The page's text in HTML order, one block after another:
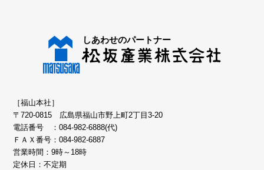
［福山本社］
〒720-0815 広島県福山市野上町2丁目3-20
電話番号 ：084-982-6888(代)
ＦＡＸ番号：084-982-6887
営業時間：9時～18時
定休日：不定期